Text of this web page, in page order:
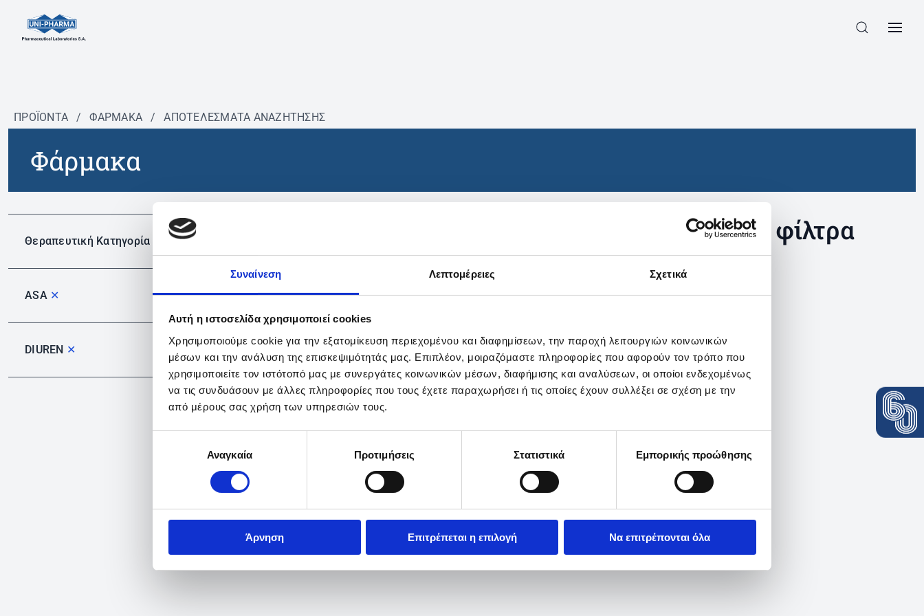
Συναίνεση Λεπτομέρειες Σχετικά
Αυτή η ιστοσελίδα χρησιμοποιεί cookies
Χρησιμοποιούμε cookie για την εξατομίκευση περιεχομένου και διαφημίσεων, την παροχή λειτουργιών κοινωνικών
μέσων και την ανάλυση της επισκεψιμότητάς μας. Επιπλέον, μοιραζόμαστε πληροφορίες που αφορούν τον τρόπο που
χρησιμοποιείτε τον ιστότοπό μας με συνεργάτες κοινωνικών μέσων, διαφήμισης και αναλύσεων, οι οποίοι ενδεχομένως
να τις συνδυάσουν με άλλες πληροφορίες που τους έχετε παραχωρήσει ή τις οποίες έχουν συλλέξει σε σχέση με την
από μέρους σας χρήση των υπηρεσιών τους.
συγκατάθεσηςΑναγκαία Προτιμήσεις Στατιστικά Εμπορικής προώθησης
Άρνηση Επιτρέπεται η επιλογή Να επιτρέπονται όλα
ΠΡΟΪΟΝΤΑ / ΦΆΡΜΑΚΑ / ΑΠΟΤΕΛΕΣΜΑΤΑ ΑΝΑΖΗΤΗΣΗΣ
Φάρμακα
Θεραπευτική Κατηγορία
ASA ✕
DIUREN ✕
Δεν βρέθηκαν προϊόντα με τα συγκεκριμένα φίλτρα